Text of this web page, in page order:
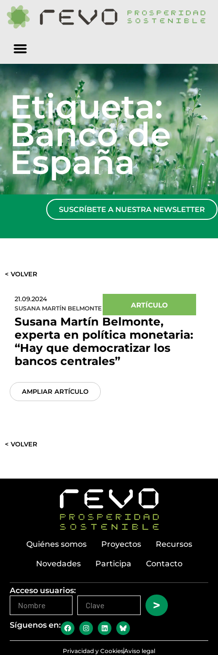
Etiqueta:
Banco de
España
SUSCRÍBETE A NUESTRA NEWSLETTER
< VOLVER
21.09.2024
SUSANA MARTÍN BELMONTE ARTÍCULO
Susana Martín Belmonte,
experta en política monetaria:
“Hay que democratizar los
bancos centrales”
AMPLIAR ARTÍCULO
< VOLVER
Quiénes somos Proyectos Recursos
Novedades Participa Contacto
Acceso usuarios:
>
Síguenos en:
Privacidad y CookiesAviso legal